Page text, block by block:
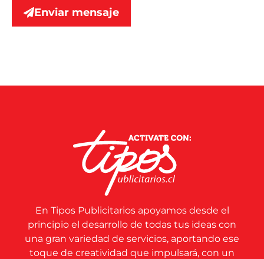
Enviar mensaje
En Tipos Publicitarios apoyamos desde el
principio el desarrollo de todas tus ideas con
una gran variedad de servicios, aportando ese
toque de creatividad que impulsará, con un